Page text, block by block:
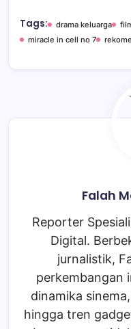
Tags: drama keluarga
miracle in cell no 7
Falah
Reporter
Digital.
jurnalistik,
perkembangan
dinamika
hingga tren